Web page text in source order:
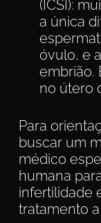
(ICSI):
a única
óvulo, e
embrião.
no útero
Para
buscar um
médico
humana
infertilidade
tratamento